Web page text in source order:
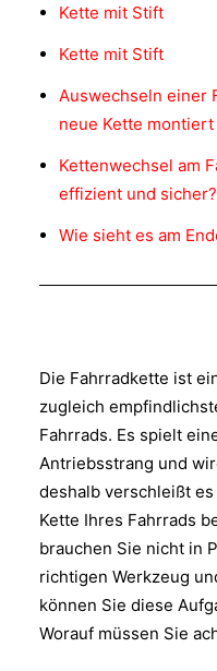
Kette mit Stift
Kette mit Stift
Auswechseln einer
neue Kette montiert
Kettenwechsel am
effizient und sicher?
Wie sieht es am
Die Fahrradkette ist
zugleich
Fahrrads. Es spielt
Antriebsstrang und
deshalb verschleißt
Kette Ihres Fahrrads
brauchen Sie nicht in
richtigen Werkzeug
können Sie diese
Worauf müssen Sie